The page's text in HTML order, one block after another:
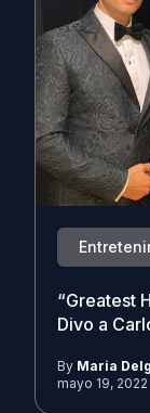
“Greatest
Divo a
By Maria
mayo 19, 2022